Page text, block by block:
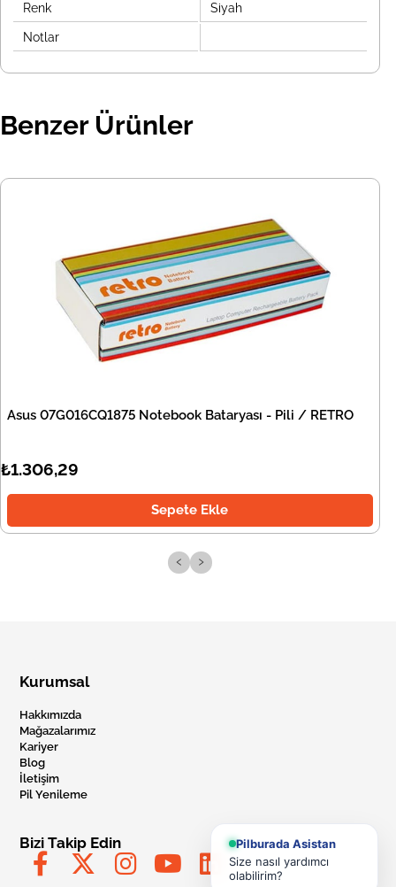
Renk Siyah
Notlar
Benzer Ürünler
Asus 07G016CQ1875 Notebook Bataryası - Pili / RETRO
₺1.306,29
Sepete Ekle
‹ ›
Kurumsal
Hakkımızda
Mağazalarımız
Kariyer
Blog
İletişim
Pil Yenileme
Bizi Takip Edin
Pilburada Asistan
Size nasıl yardımcı
olabilirim?